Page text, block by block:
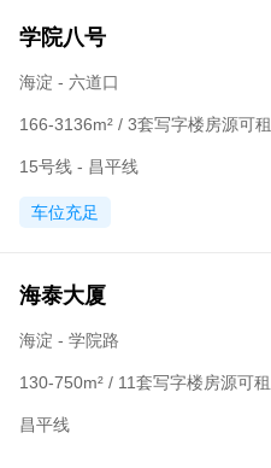
学院八号
海淀 - 六道口
166-3136m² / 3套写字楼房源可租
15号线 - 昌平线
车位充足
海泰大厦
海淀 - 学院路
130-750m² / 11套写字楼房源可租
昌平线